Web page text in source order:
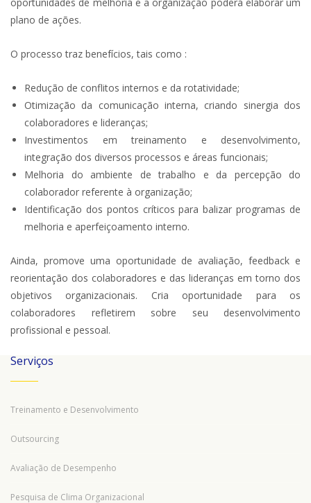
plano de ações.
O processo traz benefícios, tais como :
Redução de conflitos internos e da rotatividade;
Otimização da comunicação interna, criando sinergia dos
colaboradores e lideranças;
Investimentos em treinamento e desenvolvimento,
integração dos diversos processos e áreas funcionais;
Melhoria do ambiente de trabalho e da percepção do
colaborador referente à organização;
Identificação dos pontos críticos para balizar programas de
melhoria e aperfeiçoamento interno.
Ainda, promove uma oportunidade de avaliação, feedback e
reorientação dos colaboradores e das lideranças em torno dos
objetivos organizacionais. Cria oportunidade para os
colaboradores refletirem sobre seu desenvolvimento
profissional e pessoal.
Serviços
Treinamento e Desenvolvimento
Outsourcing
Avaliação de Desempenho
Pesquisa de Clima Organizacional